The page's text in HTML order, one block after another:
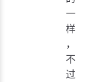
一
样
，
不
过